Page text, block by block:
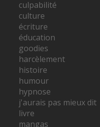
culpabilité
culture
écriture
éducation
goodies
harcèlement
histoire
humour
hypnose
j'aurais pas mieux dit
livre
mangas